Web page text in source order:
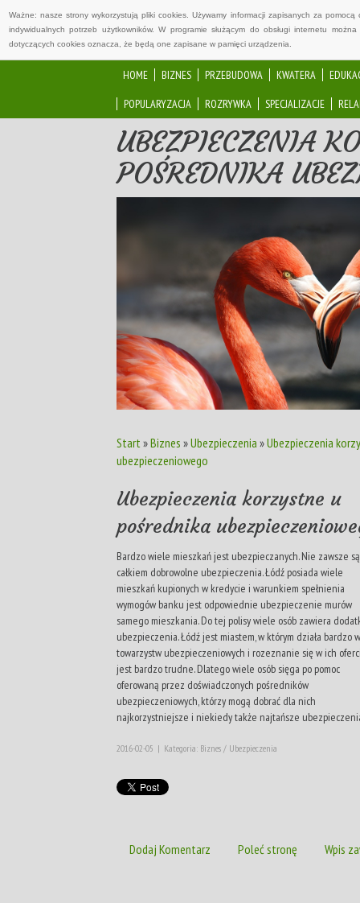
Ważne: nasze strony wykorzystują pliki cookies. Używamy informacji zapisanych za
indywidualnych potrzeb użytkowników. W programie służącym do obsługi internetu
dotyczących cookies oznacza, że będą one zapisane w pamięci urządzenia.
HOME BIZNES PRZEBUDOWA KWATERA
POPULARYZACJA
ROZRYWKA SPECJALIZACJE
UBEZPIECZENIA
POŚREDNIKA
Start »Biznes »Ubezpieczenia »Ubezpieczenia
ubezpieczeniowego
Ubezpieczenia korzystne u
pośrednika
Bardzo wiele mieszkań jest ubezpieczanych. Nie zawsze
całkiem dobrowolne ubezpieczenia. Łódź posiada wiele
mieszkań kupionych w kredycie i warunkiem spełnienia
wymogów banku jest odpowiednie ubezpieczenie murów
samego mieszkania. Do tej polisy wiele osób zawiera
ubezpieczenia. Łódź jest miastem, w którym działa bardzo
towarzystw ubezpieczeniowych i rozeznanie się w ich
jest bardzo trudne. Dlatego wiele osób sięga po pomoc
oferowaną przez doświadczonych pośredników
ubezpieczeniowych, którzy mogą dobrać dla nich
najkorzystniejsze i niekiedy także najtańsze
2016-02-05 | Kategoria: Biznes / Ubezpieczenia
Dodaj Komentarz Poleć stronę Wpis